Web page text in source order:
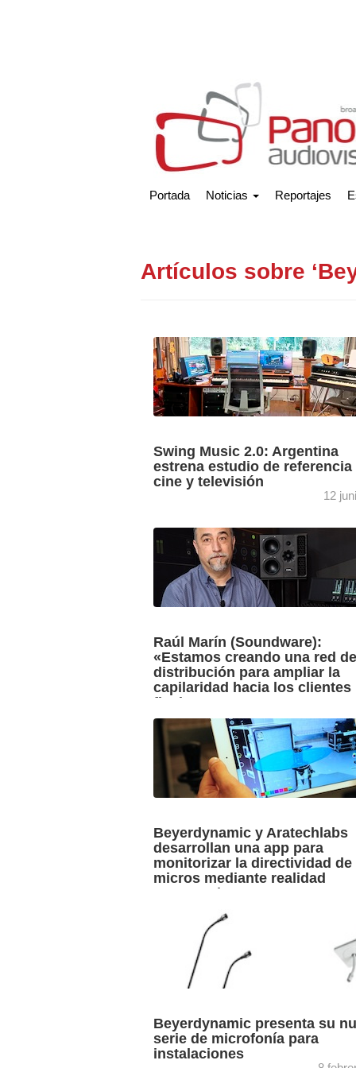
Portada Noticias Reportajes
Artículos sobre
Swing Music 2.0: Argentina
estrena estudio de referencia
cine y televisión
12
Los compositores y productores
Andrés Goldstein y Daniel Tarrab
WSDG el diseño acústico y técnico de
Music 2.0, un entorno ...
Raúl Marín (Soundware):
«Estamos creando una red de
distribución para ampliar la
capilaridad hacia los clientes
finales»
3
Raúl Marín, Sales Manager en
Soundware Media, presenta en esta
videoentrevista en Integrated Systems
Europe (ISE 2025) las últimas
parte de las ...
Beyerdynamic y Aratechlabs
desarrollan una app para
monitorizar la directividad de
micros mediante realidad
aumentada
Esta app hace posible la
visualización de cada micrófono
Beyerdynamic y su patrón polar,
su entorno utilizando tecnología de
aumentada, proporcionando ...
Beyerdynamic presenta su
serie de microfonía para
instalaciones